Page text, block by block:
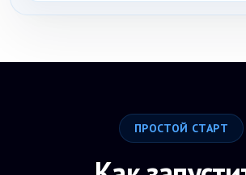
тестирование уровня, цена,
ПРОСТОЙ СТАРТ